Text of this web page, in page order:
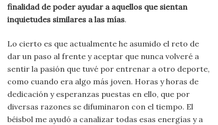
finalidad de poder ayudar a aquellos que sientan
inquietudes similares a las mías.
Lo cierto es que actualmente he asumido el reto de
dar un paso al frente y aceptar que nunca volveré a
sentir la pasión que tuvé por entrenar a otro deporte,
como cuando era algo más joven. Horas y horas de
dedicación y esperanzas puestas en ello, que por
diversas razones se difuminaron con el tiempo. El
béisbol me ayudó a canalizar todas esas energías y a